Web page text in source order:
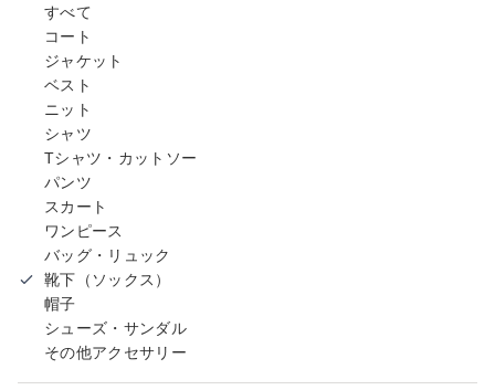
すべて
コート
ジャケット
ベスト
ニット
シャツ
Tシャツ・カットソー
パンツ
スカート
ワンピース
バッグ・リュック
靴下（ソックス）
帽子
シューズ・サンダル
その他アクセサリー